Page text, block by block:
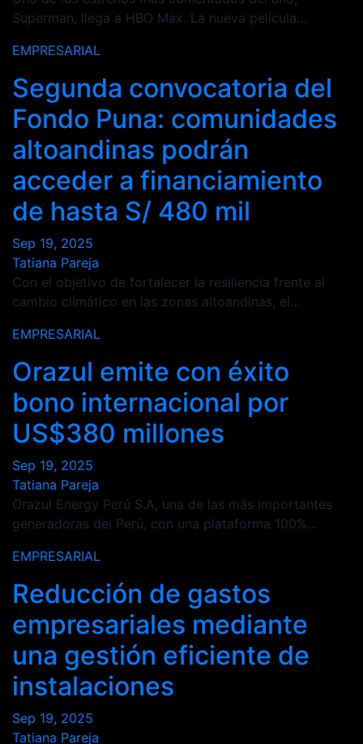
Superman, llega a HBO Max. La nueva película…
EMPRESARIAL
Segunda convocatoria del
Fondo Puna: comunidades
altoandinas podrán
acceder a financiamiento
de hasta S/ 480 mil
Sep 19, 2025
Tatiana Pareja
Con el objetivo de fortalecer la resiliencia frente al
cambio climático en las zonas altoandinas, el…
EMPRESARIAL
Orazul emite con éxito
bono internacional por
US$380 millones
Sep 19, 2025
Tatiana Pareja
Orazul Energy Perú S.A, una de las más importantes
generadoras del Perú, con una plataforma 100%…
EMPRESARIAL
Reducción de gastos
empresariales mediante
una gestión eficiente de
instalaciones
Sep 19, 2025
Tatiana Pareja